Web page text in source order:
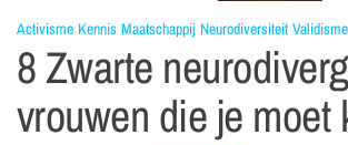
Activisme Kennis Maatschappij Neurodiversiteit Validisme
8 Zwarte
vrouwen die je moet